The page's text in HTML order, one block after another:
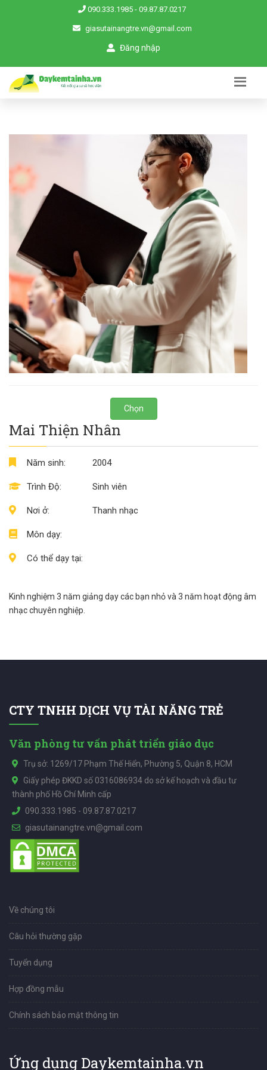
090.333.1985 - 09.87.87.0217
giasutainangtre.vn@gmail.com
Đăng nhập
Chọn
Mai Thiện Nhân
Năm sinh:
Trình Độ:
Nơi ở:
Môn dạy:
Có thể dạy tại:
2004
Sinh viên
Thanh nhạc
Kinh nghiệm 3 năm giảng dạy các bạn nhỏ và 3 năm hoạt động âm
nhạc chuyên nghiệp.
CTY TNHH DỊCH VỤ TÀI NĂNG TRẺ
Văn phòng tư vấn phát triển giáo dục
Trụ sở: 1269/17 Phạm Thế Hiển, Phường 5, Quận 8, HCM
Giấy phép ĐKKD số 0316086934 do sở kế hoạch và đầu tư
thành phố Hồ Chí Minh cấp
090.333.1985 - 09.87.87.0217
giasutainangtre.vn@gmail.com
Về chúng tôi
Câu hỏi thường gặp
Tuyển dụng
Hợp đồng mẫu
Chính sách bảo mật thông tin
Ứng dụng Daykemtainha.vn